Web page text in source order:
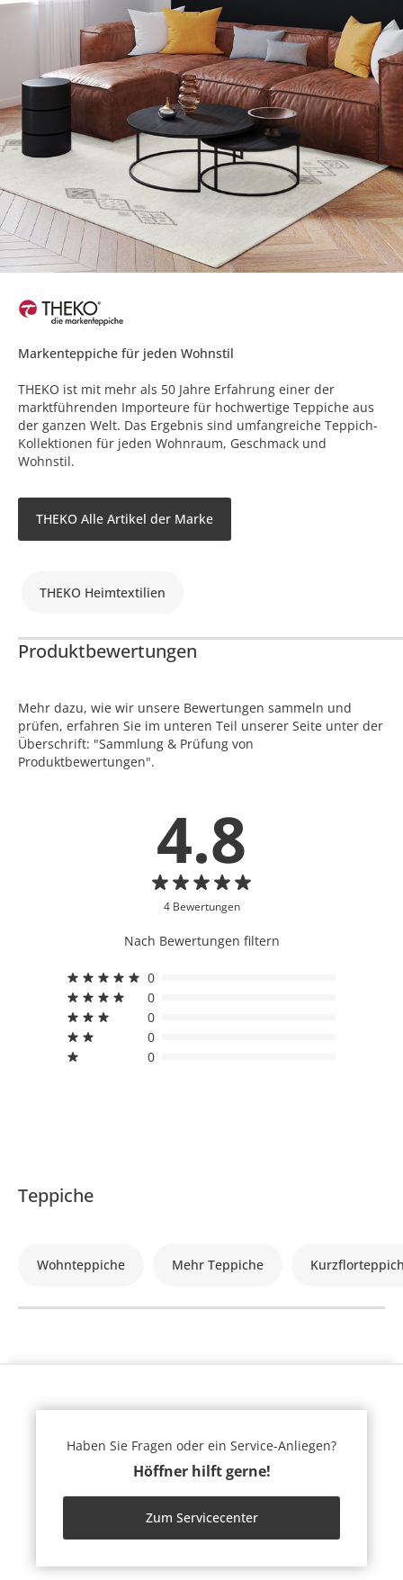
Markenteppiche für jeden Wohnstil
THEKO ist mit mehr als 50 Jahre Erfahrung einer der
marktführenden Importeure für hochwertige Teppiche aus
der ganzen Welt. Das Ergebnis sind umfangreiche Teppich-
Kollektionen für jeden Wohnraum, Geschmack und
Wohnstil.
THEKO Alle Artikel der Marke
THEKO Heimtextilien
Produktbewertungen
Mehr dazu, wie wir unsere Bewertungen sammeln und
prüfen, erfahren Sie im unteren Teil unserer Seite unter der
Überschrift: "Sammlung & Prüfung von
Produktbewertungen".
4.8
4 Bewertungen
Nach Bewertungen filtern
0
0
0
0
0
Teppiche
Wohnteppiche Mehr Teppiche
Haben Sie Fragen oder ein Service-Anliegen?
Höffner hilft gerne!
Zum Servicecenter